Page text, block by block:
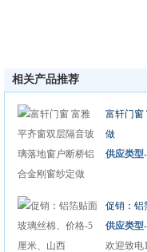
相关产品推荐
富轩门窗
做
供应类型-
促销：铝
供应类型-
欢迎致电